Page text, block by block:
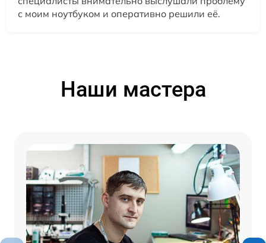
с моим ноутбуком и оперативно решили её.
Наши мастера